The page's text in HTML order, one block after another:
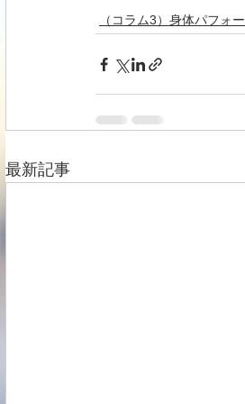
（コラム3）身体パフォ
最新記事